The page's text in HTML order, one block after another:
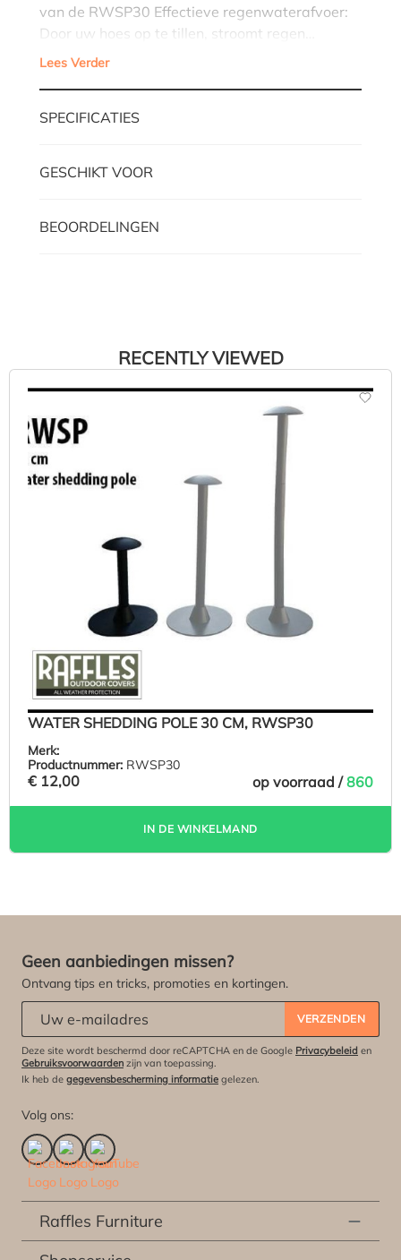
van de RWSP30 Effectieve regenwaterafvoer:
Door uw hoes op te tillen, stroomt regen…
Lees Verder
SPECIFICATIES
GESCHIKT VOOR
BEOORDELINGEN
RECENTLY VIEWED
WATER SHEDDING POLE 30 CM, RWSP30
Merk:
Productnummer: RWSP30
€ 12,00 op voorraad /860
IN DE WINKELMAND
Geen aanbiedingen missen?
Ontvang tips en tricks, promoties en kortingen.
VERZENDEN
Deze site wordt beschermd door reCAPTCHA en de Google Privacybeleid en
Gebruiksvoorwaarden zijn van toepassing.
Ik heb de gegevensbescherming informatie gelezen.
Volg ons:
Raffles Furniture